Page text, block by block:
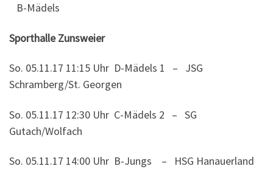
B-Mädels
Sporthalle Zunsweier
So. 05.11.17 11:15 Uhr D-Mädels 1 – JSG
Schramberg/St. Georgen
So. 05.11.17 12:30 Uhr C-Mädels 2 – SG
Gutach/Wolfach
So. 05.11.17 14:00 Uhr B-Jungs – HSG Hanauerland